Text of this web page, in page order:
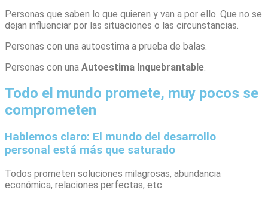
Personas que saben lo que quieren y van a por ello. Que no se
dejan influenciar por las situaciones o las circunstancias.
Personas con una autoestima a prueba de balas.
Personas con una Autoestima Inquebrantable.
Todo el mundo promete, muy pocos se
comprometen
Hablemos claro: El mundo del desarrollo
personal está más que saturado
Todos prometen soluciones milagrosas, abundancia
económica, relaciones perfectas, etc.